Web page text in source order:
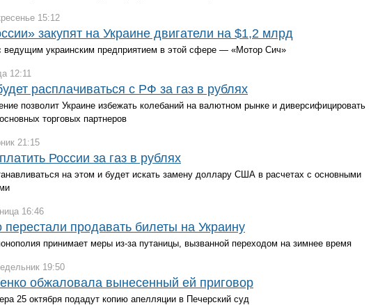
15:12
закупят на Украине двигатели на $1,2 млрд
ведущим украинским предприятием в этой сфере — «Мотор Сич»
12:11
расплачиваться с РФ за газ в рублях
позволит Украине избежать колебаний на валютном рынке и диверсифицировать
торговых партнеров
21:15
России за газ в рублях
на этом и будет искать замену доллару США в расчетах с основными
16:46
продавать билеты на Украину
принимает меры из-за путаницы, вызванной переходом на зимнее время
19:50
обжаловала вынесенный ей приговор
25 октября подадут копию апелляции в Печерский суд